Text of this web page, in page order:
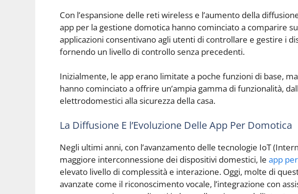
Con l’espansione delle reti wireless e l’aumento della
app per la gestione domotica hanno cominciato a comparire
applicazioni consentivano agli utenti di controllare e gestire i
fornendo un livello di controllo senza precedenti.
Inizialmente, le app erano limitate a poche funzioni di base,
hanno cominciato a offrire un’ampia gamma di funzionalità,
elettrodomestici alla sicurezza della casa.
La Diffusione E l’Evoluzione Delle App Per Domotica
Negli ultimi anni, con l’avanzamento delle tecnologie IoT
maggiore interconnessione dei dispositivi domestici, le app
elevato livello di complessità e interazione. Oggi, molte di
avanzate come il riconoscimento vocale, l’integrazione con